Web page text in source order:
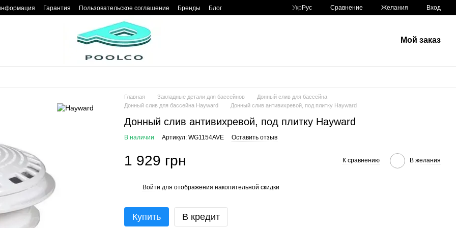
Гарантия Пользовательское соглашение Бренды Блог Укр Рус Сравнение Желания Вход
Мой заказ
Главная Закладные детали для бассейнов
Донный слив для бассейна
Донный слив для бассейна Hayward
Донный слив антивихревой, под плитку Hayward
Донный слив антивихревой, под плитку Hayward
В наличии Артикул: WG1154AVE Оставить отзыв
1 929 грн К сравнению В желания
Войти для отображения накопительной скидки
Купить В кредит